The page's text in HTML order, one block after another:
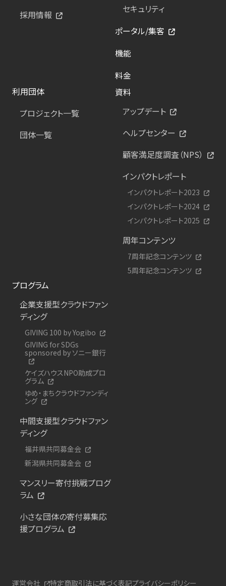
採用情報
セキュリティ
ポータル/集客
機能
料金
利用団体
プロジェクト一覧
団体一覧
資料
アップデート
ヘルプセンター
顧客満足度調査（NPS）
インパクトレポート
インパクトレポート2023
インパクトレポート2024
インパクトレポート2025
周年コンテンツ
7周年記念コンテンツ
5周年記念コンテンツ
プログラム
企業支援型クラウドファン
ディング
GIVING 100 by Yogibo
GIVING for SDGs
sponsored by ソニー銀行
ケイズハウスNPO助成プロ
グラム
ゆめ・まちクラウドファンディ
ング
中間支援型クラウドファン
ディング
福井県共同募金会
新潟県共同募金会
マンスリー寄付挑戦プログ
ラム
小さな団体の寄付募集応
援プログラム
運営会社 特定商取引法に基づく表記プライバシーポリシー